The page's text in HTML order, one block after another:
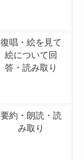
復唱・絵を見て
絵について回
答・読み取り
要約・朗読・読
み取り